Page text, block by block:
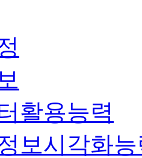
활용능력
보시각화